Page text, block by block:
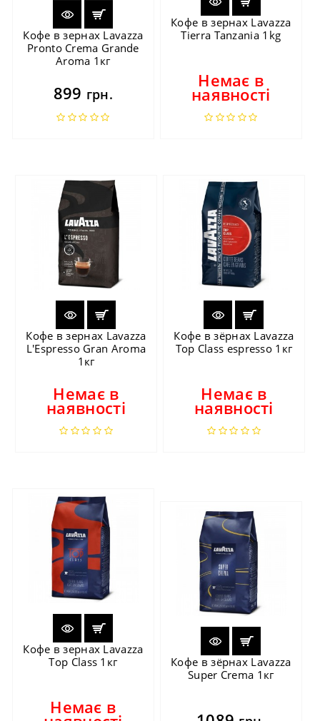
Кофе в зернах Lavazza
Pronto Crema Grande
Aroma 1кг
899 грн.
Кофе в зернах Lavazza
Tierra Tanzania 1kg
Немає в
наявності
Кофе в зернах Lavazza
L'Espresso Gran Aroma
1кг
Немає в
наявності
Кофе в зёрнах Lavazza
Top Class espresso 1кг
Немає в
наявності
Кофе в зернах Lavazza
Top Class 1кг
Немає в
Кофе в зёрнах Lavazza
Super Crema 1кг